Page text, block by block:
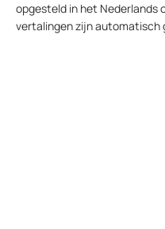
opgesteld in het Nederlands
vertalingen zijn automatisch